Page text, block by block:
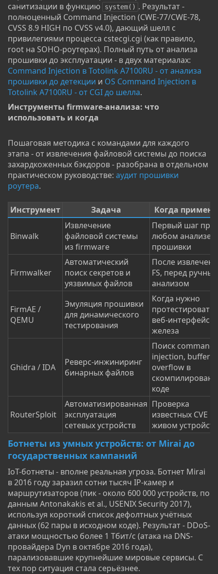
санитизации в функцию
system() . Результат -
полноценный Command Injection (CWE-77/CWE-78,
CVSS 8.9 HIGH по CVSS v4.0), дающий шелл с
привилегиями процесса cstecgi.cgi (как правило,
root на SOHO-роутерах). Полный путь от анализа
прошивки до эксплуатации - в двух материалах:
Command Injection в Totolink A7100RU - от анализа
прошивки до детекции и OS Command Injection в
Totolink A7100RU - от CGI до шелла.
Инструменты firmware-анализа: что
использовать и когда​
Пошаговая методика с командами для каждого
этапа - от извлечения файловой системы до поиска
захардкоженных бэкдоров - разобрана в отдельном
практическом руководстве: аудит прошивки
роутера.
Инструмент Задача Когда
Binwalk
Извлечение
файловой системы
из firmware
Первый шаг при
любом анализе
прошивки
Firmwalker
Автоматический
поиск секретов и
уязвимых файлов
После
FS, перед
анализом
FirmAE /
QEMU
Эмуляция прошивки
для динамического
тестирования
Когда нужно
протестировать
веб-интерфейс
железа
Ghidra / IDA
Реверс-инжиниринг
бинарных файлов
Поиск command
injection, buffer
overflow в
коде
RouterSploit
Автоматизированная
эксплуатация
сетевых устройств
Проверка
известных CVE
живом
Ботнеты из умных устройств: от Mirai до
государственных кампаний
IoT-ботнеты - вполне реальная угроза. Ботнет Mirai
в 2016 году заразил сотни тысяч IP-камер и
маршрутизаторов (пик - около 600 000 устройств, по
данным Antonakakis et al., USENIX Security 2017),
используя короткий список дефолтных учётных
данных (62 пары в исходном коде). Результат - DDoS-
атаки мощностью более 1 Тбит/с (атака на DNS-
провайдера Dyn в октябре 2016 года),
парализовавшие крупнейшие мировые сервисы. С
тех пор ситуация стала серьёзнее.